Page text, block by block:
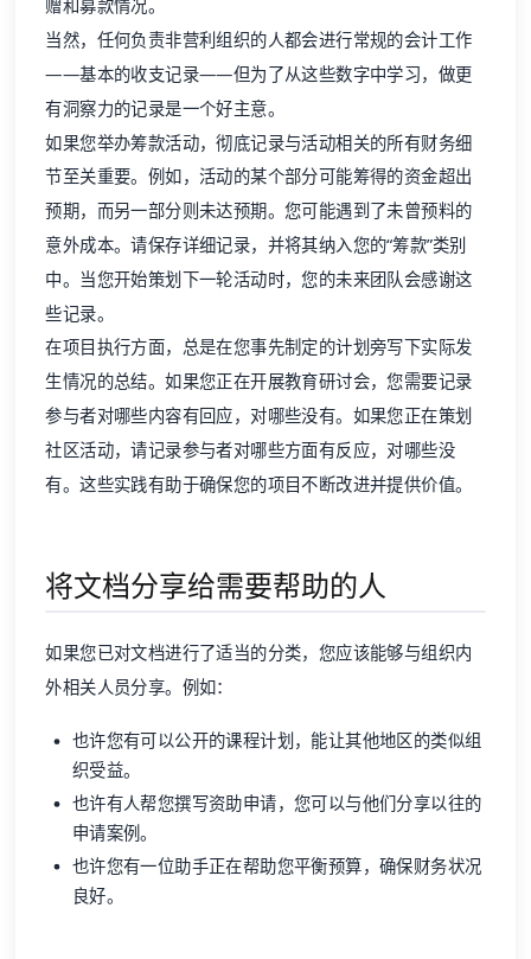
赠和募款情况。
当然，任何负责非营利组织的人都会进行常规的会计工作
——基本的收支记录——但为了从这些数字中学习，做更
有洞察力的记录是一个好主意。
如果您举办筹款活动，彻底记录与活动相关的所有财务细
节至关重要。例如，活动的某个部分可能筹得的资金超出
预期，而另一部分则未达预期。您可能遇到了未曾预料的
意外成本。请保存详细记录，并将其纳入您的“筹款”类别
中。当您开始策划下一轮活动时，您的未来团队会感谢这
些记录。
在项目执行方面，总是在您事先制定的计划旁写下实际发
生情况的总结。如果您正在开展教育研讨会，您需要记录
参与者对哪些内容有回应，对哪些没有。如果您正在策划
社区活动，请记录参与者对哪些方面有反应，对哪些没
有。这些实践有助于确保您的项目不断改进并提供价值。
将文档分享给需要帮助的人
如果您已对文档进行了适当的分类，您应该能够与组织内
外相关人员分享。例如：
也许您有可以公开的课程计划，能让其他地区的类似组
织受益。
也许有人帮您撰写资助申请，您可以与他们分享以往的
申请案例。
也许您有一位助手正在帮助您平衡预算，确保财务状况
良好。